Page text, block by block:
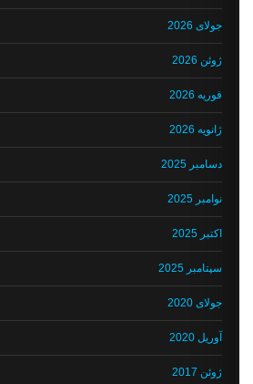
جولای 2026
ژوئن 2026
فوریه 2026
ژانویه 2026
دسامبر 2025
نوامبر 2025
اکتبر 2025
سپتامبر 2025
جولای 2020
آوریل 2020
ژوئن 2017